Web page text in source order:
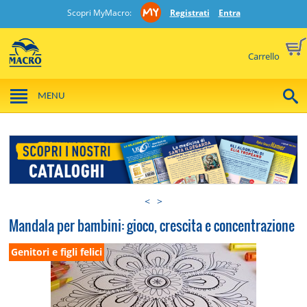
Scopri MyMacro: Registrati Entra
Carrello
MENU
< >
Mandala per bambini: gioco, crescita e concentrazione
Genitori e figli felici